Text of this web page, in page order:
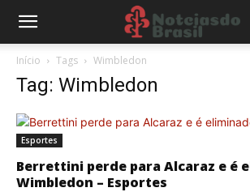
Início Tags Wimbledon
Tag: Wimbledon
Esportes
Berrettini perde para Alcaraz e é
Wimbledon – Esportes